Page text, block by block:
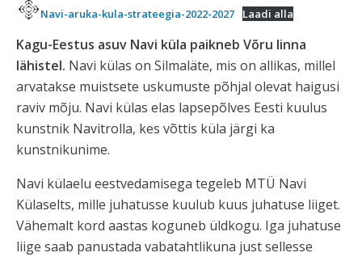
Navi-aruka-kula-strateegia-2022-2027 Laadi alla
Kagu-Eestus asuv Navi küla paikneb Võru linna
lähistel. Navi külas on Silmaläte, mis on allikas, millel
arvatakse muistsete uskumuste põhjal olevat haigusi
raviv mõju. Navi külas elas lapsepõlves Eesti kuulus
kunstnik Navitrolla, kes võttis küla järgi ka
kunstnikunime.
Navi külaelu eestvedamisega tegeleb MTÜ Navi
Külaselts, mille juhatusse kuulub kuus juhatuse liiget.
Vähemalt kord aastas koguneb üldkogu. Iga juhatuse
liige saab panustada vabatahtlikuna just sellesse